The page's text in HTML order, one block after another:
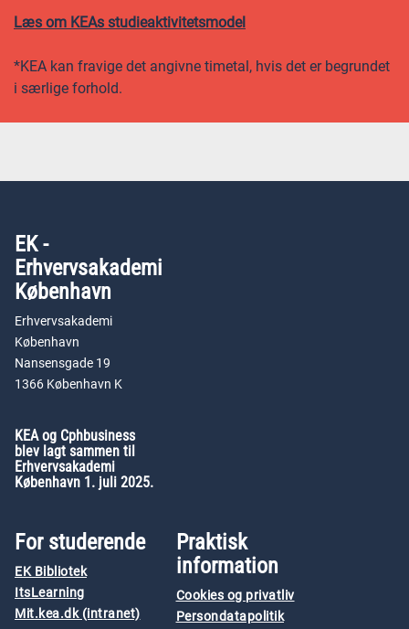
Læs om KEAs studieaktivitetsmodel
*KEA kan fravige det angivne timetal, hvis det er begrundet
i særlige forhold.
EK -
Erhvervsakademi
København
Erhvervsakademi
København
Nansensgade 19
1366 København K
KEA og Cphbusiness
blev lagt sammen til
Erhvervsakademi
København 1. juli 2025.
For studerende
EK Bibliotek
ItsLearning
Mit.kea.dk (intranet)
Praktisk
information
Cookies og privatliv
Persondatapolitik